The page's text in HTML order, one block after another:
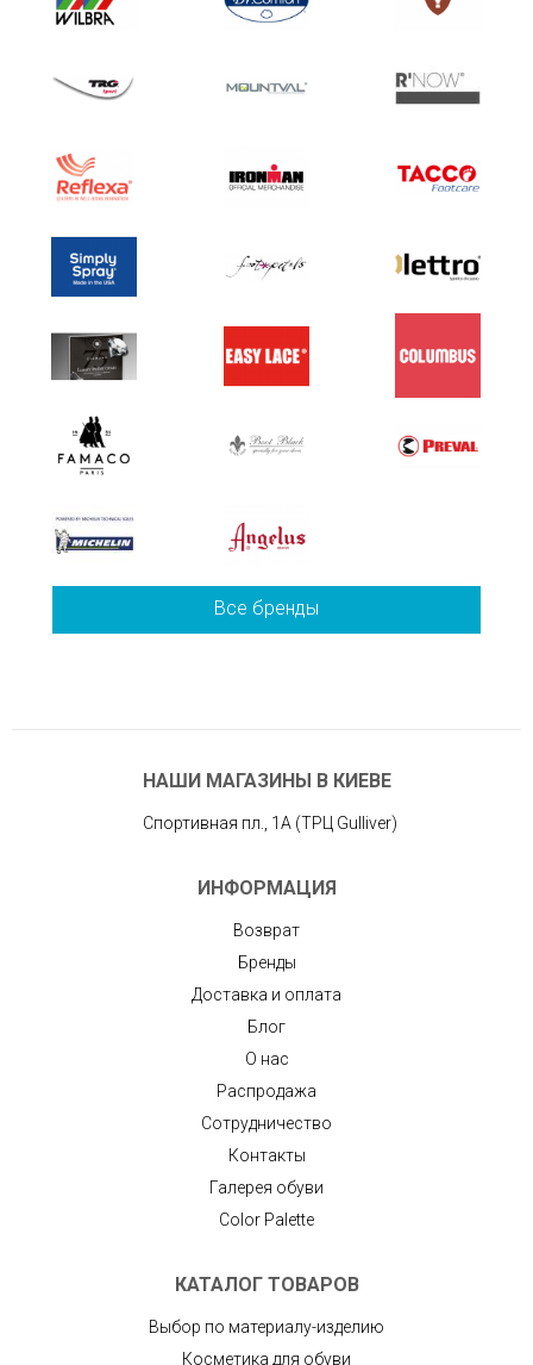
Все бренды
НАШИ МАГАЗИНЫ В КИЕВЕ
Спортивная пл., 1А (ТРЦ Gulliver)
ИНФОРМАЦИЯ
Возврат
Бренды
Доставка и оплата
Блог
О нас
Распродажа
Сотрудничество
Контакты
Галерея обуви
Color Palette
КАТАЛОГ ТОВАРОВ
Выбор по материалу-изделию
Косметика для обуви